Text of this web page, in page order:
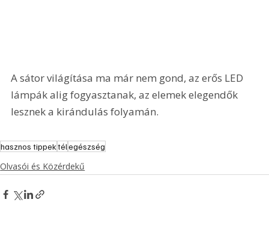
A sátor világítása ma már nem gond, az erős LED
lámpák alig fogyasztanak, az elemek elegendők
lesznek a kirándulás folyamán.
hasznos tippektélegészség
Olvasói és Közérdekű